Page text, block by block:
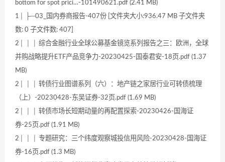
bottom for spot prici…-101490621.pdf (2.41 MB)
1│ ├─03_国内券商报告-407份 [文件夹大小:936.47 MB 子文件夹
数: 0 子文件数: 407]
2│ │ │ 综合金融行业全球公募基金镜览系列报告之三：欧洲，全球
并购战略提升ETF产品竞争力-20230425-国泰君安-18页.pdf (1.37
MB)
2│ │ │ 转债行业图谱系列（六）：地产链之家居行业可转债梳理
（上）-20230428-东吴证券-32页.pdf (1.69 MB)
2│ │ │ 转债市场长短期动量的再配置探索-20230426-国海证
券-25页.pdf (1.91 MB)
2│ │ │ 专题研究：三个纬度观察城投信用风险-20230428-国海证
券-16页.pdf (1.3 MB)